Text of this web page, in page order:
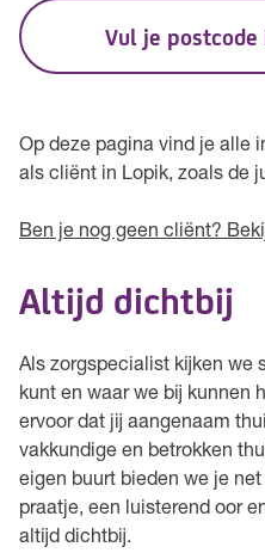
Vul je postcode
Op deze pagina vind je alle
als cliënt in Lopik, zoals de
Ben je nog geen cliënt?
Altijd dichtbij
Als zorgspecialist kijken we
kunt en waar we bij kunnen
ervoor dat jij aangenaam
vakkundige en betrokken
eigen buurt bieden we je
praatje, een luisterend oor
altijd dichtbij.